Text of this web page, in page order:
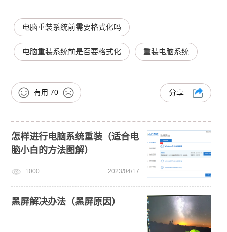
电脑重装系统前需要格式化吗
电脑重装系统前是否要格式化 重装电脑系统
有用 70 分享
怎样进行电脑系统重装（适合电
脑小白的方法图解）
1000 2023/04/17
黑屏解决办法（黑屏原因）